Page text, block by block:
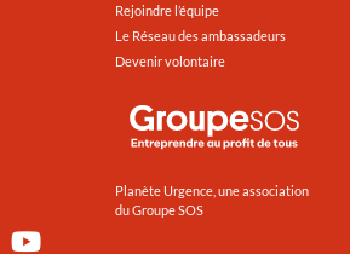
Rejoindre l’équipe
Le Réseau des ambassadeurs
Devenir volontaire
Planète Urgence, une association
du Groupe SOS